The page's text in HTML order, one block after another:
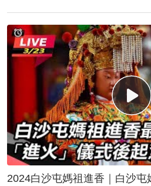
2024白沙屯媽祖進香｜白沙屯